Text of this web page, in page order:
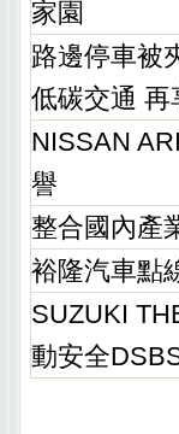
家園
路邊停車被
低碳交通 再
NISSAN
譽
整合國內產
裕隆汽車點
SUZUKI
動安全